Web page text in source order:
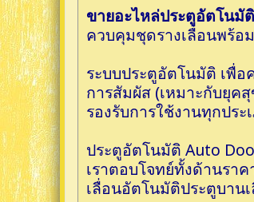
ขายอะไหล่ประตูอัตโน
ควบคุมชุดรางเลื่อนพร้อ
ระบบประตูอัตโนมัติ เพื่
การสัมผัส (เหมาะกับยุ
รองรับการใช้งานทุกประ
ประตูอัตโนมัติ Auto
เราตอบโจทย์ทั้งด้านรา
เลื่อนอัตโนมัติประตูบาน